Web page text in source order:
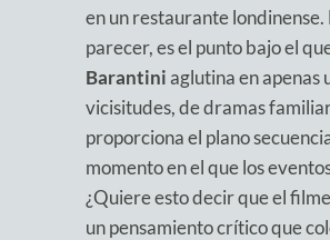
en un restaurante
parecer, es el punto bajo el
Barantiniaglutina en apenas
vicisitudes, de dramas
proporciona el plano
momento en el que los
¿Quiere esto decir que el
un pensamiento crítico que